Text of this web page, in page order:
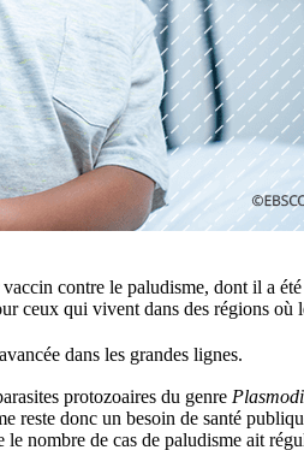
contre le paludisme, dont il a
ceux qui vivent dans des régions
dans les grandes lignes.
protozoaires du genre
reste donc un besoin de santé
nombre de cas de paludisme ait